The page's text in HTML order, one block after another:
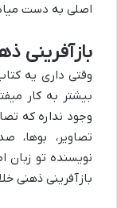
اصلی به دست
بازآفرینی
وقتی داری یه
بیشتر به کار
وجود نداره که
تصاویر، بوها،
نویسنده تو زبان
بازآفرینی ذهنی